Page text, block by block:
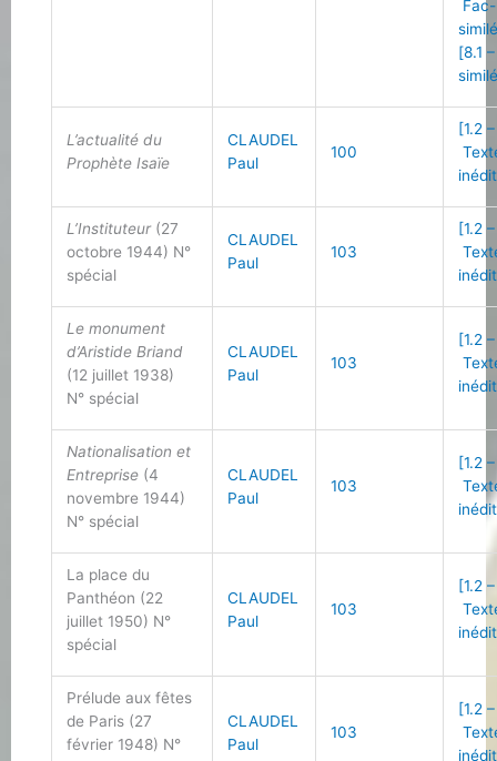
Fac-
[8.1
L’actualité du
Prophète Isaïe
CLAUDEL
Paul
100
[1.2 –
L’Instituteur(27
octobre 1944) N°
spécial
CLAUDEL
Paul
103
[1.2 –
Le monument
d’Aristide Briand
(12 juillet 1938)
N° spécial
CLAUDEL
Paul
103
[1.2 –
Nationalisation et
Entreprise (4
novembre 1944)
N° spécial
CLAUDEL
Paul
103
[1.2 –
La place du
Panthéon (22
juillet 1950) N°
spécial
CLAUDEL
Paul
103
[1.2 –
Prélude aux fêtes
de Paris (27
février 1948) N°
CLAUDEL
Paul
103
[1.2 –